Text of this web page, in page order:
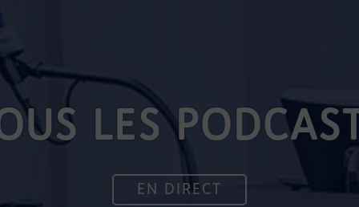
LES
EN DIRECT